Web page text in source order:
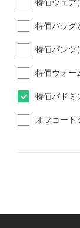
特価ウェア
特価バッグ
特価パンツ
特価ウォー
特価バドミ
オフコート